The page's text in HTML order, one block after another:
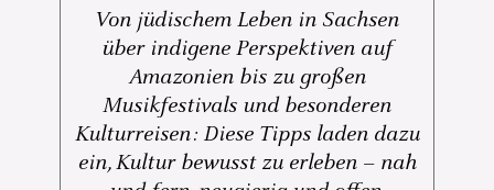
Von jüdischem Leben in Sachsen
über indigene Perspektiven auf
Amazonien bis zu großen
Musikfestivals und besonderen
Kulturreisen: Diese Tipps laden dazu
ein, Kultur bewusst zu erleben – nah